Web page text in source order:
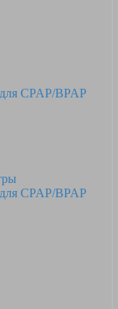
CPAP/BPAP
CPAP/BPAP